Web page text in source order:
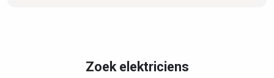
Zoek elektriciens